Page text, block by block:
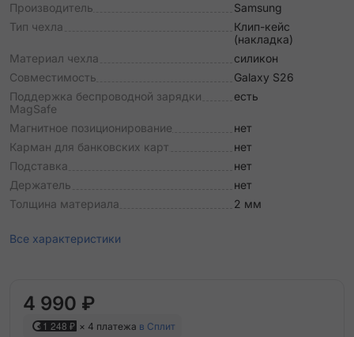
Производитель
Samsung
Тип чехла
Клип-кейс
(накладка)
Материал чехла
силикон
Совместимость
Galaxy S26
Поддержка беспроводной зарядки
MagSafe
есть
Магнитное позиционирование
нет
Карман для банковских карт
нет
Подставка
нет
Держатель
нет
Толщина материала
2 мм
Все характеристики
4 990 ₽
1 248 ₽ × 4 платежа в Сплит